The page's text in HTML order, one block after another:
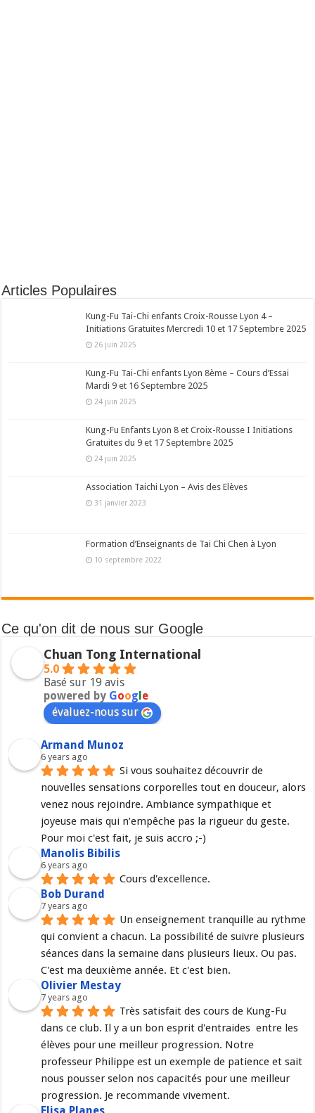
Articles Populaires
Kung-Fu Tai-Chi enfants Croix-Rousse Lyon 4 –
Initiations Gratuites Mercredi 10 et 17 Septembre 2025
26 juin 2025
Kung-Fu Tai-Chi enfants Lyon 8ème – Cours d’Essai
Mardi 9 et 16 Septembre 2025
24 juin 2025
Kung-Fu Enfants Lyon 8 et Croix-Rousse I Initiations
Gratuites du 9 et 17 Septembre 2025
24 juin 2025
Association Taichi Lyon – Avis des Elèves
31 janvier 2023
Formation d’Enseignants de Tai Chi Chen à Lyon
10 septembre 2022
Ce qu'on dit de nous sur Google
Chuan Tong International
5.0
Basé sur 19 avis
powered by Goog e
évaluez-nous sur
Armand Munoz
6 years ago
Si vous souhaitez découvrir de
nouvelles sensations corporelles tout en douceur, alors
venez nous rejoindre. Ambiance sympathique et
joyeuse mais qui n’empêche pas la rigueur du geste.
Pour moi c'est fait, je suis accro ;-)
Manolis Bibilis
6 years ago
Cours d'excellence.
Bob Durand
7 years ago
Un enseignement tranquille au rythme
qui convient a chacun. La possibilité de suivre plusieurs
séances dans la semaine dans plusieurs lieux. Ou pas.
C'est ma deuxième année. Et c'est bien.
Olivier Mestay
7 years ago
Très satisfait des cours de Kung-Fu
dans ce club. Il y a un bon esprit d'entraides  entre les
élèves pour une meilleur progression. Notre
professeur Philippe est un exemple de patience et sait
nous pousser selon nos capacités pour une meilleur
progression. Je recommande vivement.